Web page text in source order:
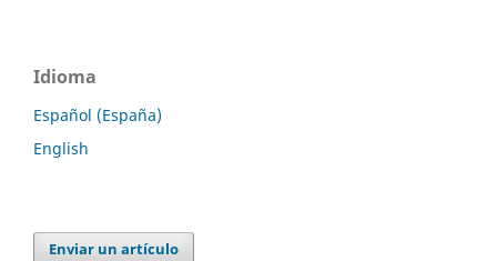
Idioma
Español (España)
English
Enviar un artículo